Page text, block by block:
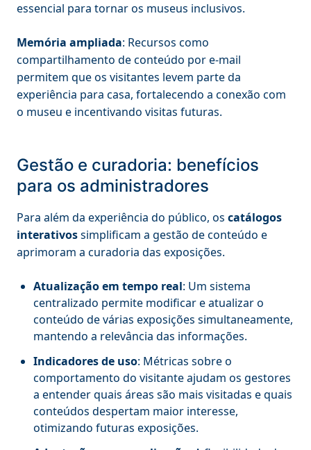
essencial para tornar os museus inclusivos.
Memória ampliada: Recursos como
compartilhamento de conteúdo por e-mail
permitem que os visitantes levem parte da
experiência para casa, fortalecendo a conexão com
o museu e incentivando visitas futuras.
Gestão e curadoria: benefícios
para os administradores
Para além da experiência do público, os catálogos
interativossimplificam a gestão de conteúdo e
aprimoram a curadoria das exposições.
Atualização em tempo real: Um sistema
centralizado permite modificar e atualizar o
conteúdo de várias exposições simultaneamente,
mantendo a relevância das informações.
Indicadores de uso: Métricas sobre o
comportamento do visitante ajudam os gestores
a entender quais áreas são mais visitadas e quais
conteúdos despertam maior interesse,
otimizando futuras exposições.